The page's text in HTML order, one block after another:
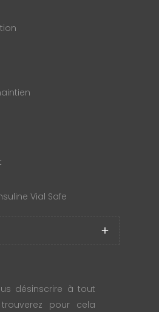
Vial Safe
add
désinscrire à tout
pour cela